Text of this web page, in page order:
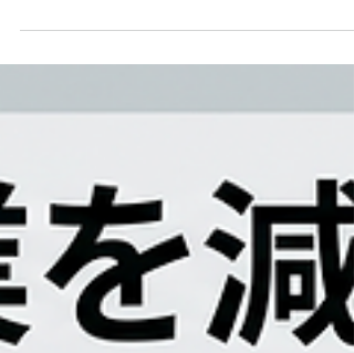
大幅に増やしている大きな原因ですよね。
でも、安心してください！ 出来形管理表の
作成は、「ちょっとした事前準備」と「書
方のコツ」を押さえるだけで、作業時間を
幅に削減できるんです。 この記事では、現
役の総合建設会社である私たちが実践して
る 「出来形管理表を素早く・正確に書き上